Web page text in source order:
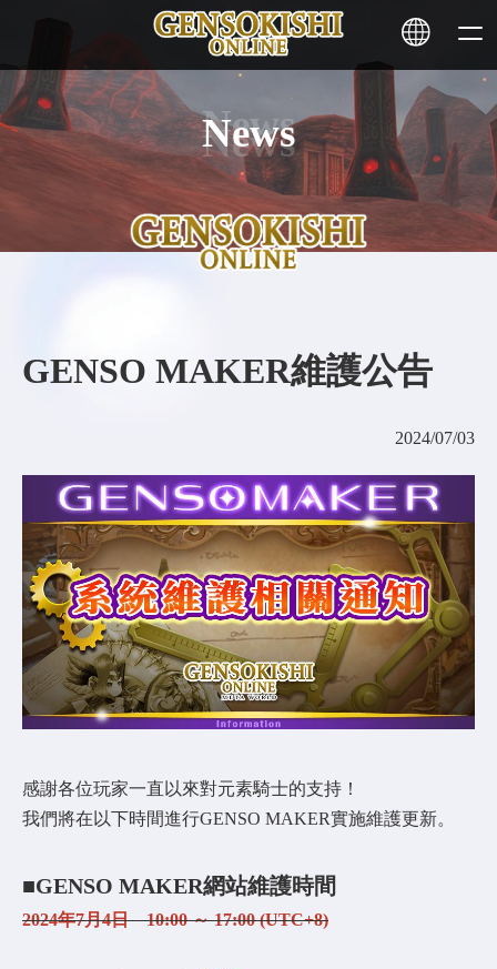
NEWS
STAKING
CONTACT
COMMUNITY
AGREEMENT&LICENCE
News
GENSO MAKER維護公告
2024/07/03
感謝各位玩家一直以來對元素騎士的支持！
我們將在以下時間進行GENSO MAKER實施維護更新。
■GENSO MAKER網站維護時間
2024年7月4日 10:00 ～ 17:00 (UTC+8)